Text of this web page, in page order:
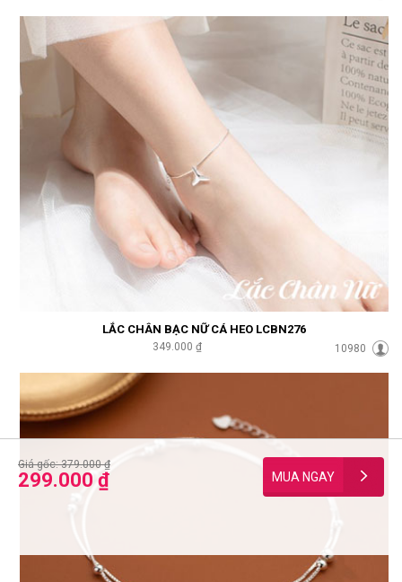
Giá gốc: 379.000 ₫
299.000 ₫
LẮC CHÂN BẠC NỮ CÁ HEO LCBN276
349.000 ₫ 10980